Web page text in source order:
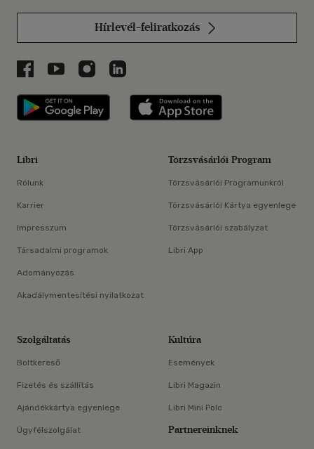
Hírlevél-feliratkozás
Libri a Facebookon
Libri a Youtube-on
Libri az Instagramon
Libri a LinkedInen
Libri applikáció Szerezd meg: Google
Libri
Rólunk
Karrier
Impresszum
Társadalmi programok
Adományozás
Akadálymentesítési nyilatkozat
Törzsvásárlói Program
Törzsvásárlói Programunkról
Törzsvásárlói Kártya egyenlege
Törzsvásárlói szabályzat
Libri App
Szolgáltatás
Boltkereső
Fizetés és szállítás
Ajándékkártya egyenlege
Ügyfélszolgálat
Kultúra
Események
Libri Magazin
Libri Mini Polc
Partnereinknek